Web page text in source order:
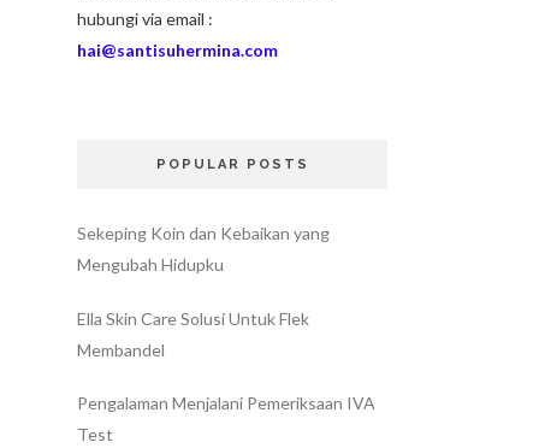
hubungi via email :
hai@santisuhermina.com
POPULAR POSTS
Sekeping Koin dan Kebaikan yang
Mengubah Hidupku
Ella Skin Care Solusi Untuk Flek
Membandel
Pengalaman Menjalani Pemeriksaan IVA
Test